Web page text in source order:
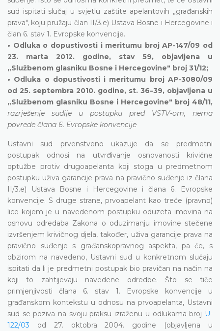
sud ispitati slučaj u svjetlu zaštite apelantovih „građanskih
prava", koju pružaju član II/3.e) Ustava Bosne i Hercegovine i
član 6. stav 1. Evropske konvencije.
• Odluka o dopustivosti i meritumu broj AP-147/09 od
23. marta 2012. godine, stav 59, objavljena u
„Službenom glasniku Bosne i Hercegovine" broj 31/12;
• Odluka o dopustivosti i meritumu broj AP-3080/09
od 25. septembra 2010. godine, st. 36–39, objavljena u
„Službenom glasniku Bosne i Hercegovine" broj 48/11,
razrješenje sudije u postupku pred VSTV-om, nema
povrede člana 6. Evropske konvencije
Ustavni sud prvenstveno ukazuje da se predmetni
postupak odnosi na utvrđivanje osnovanosti krivične
optužbe protiv drugoapelanta koji stoga u predmetnom
postupku uživa garancije prava na pravično suđenje iz člana
II/3.e) Ustava Bosne i Hercegovine i člana 6. Evropske
konvencije. S druge strane, prvoapelant kao treće (pravno)
lice kojem je u navedenom postupku oduzeta imovina na
osnovu odredaba Zakona o oduzimanju imovine stečene
izvršenjem krivičnog djela, također, uživa garancije prava na
pravično suđenje s građanskopravnog aspekta, pa će, s
obzirom na navedeno, Ustavni sud u konkretnom slučaju
ispitati da li je predmetni postupak bio pravičan na način na
koji to zahtijevaju navedene odredbe. Što se tiče
primjenjivosti člana 6. stav 1. Evropske konvencije u
građanskom kontekstu u odnosu na prvoapelanta, Ustavni
sud se poziva na svoju praksu izraženu u odlukama broj U-
122/03 od 27. oktobra 2004. godine (objavljena u